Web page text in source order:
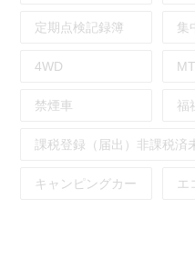
定期点検記録簿 集
4WD
禁煙車 福
課税登録（届出）非課税済
キャンピングカー エ